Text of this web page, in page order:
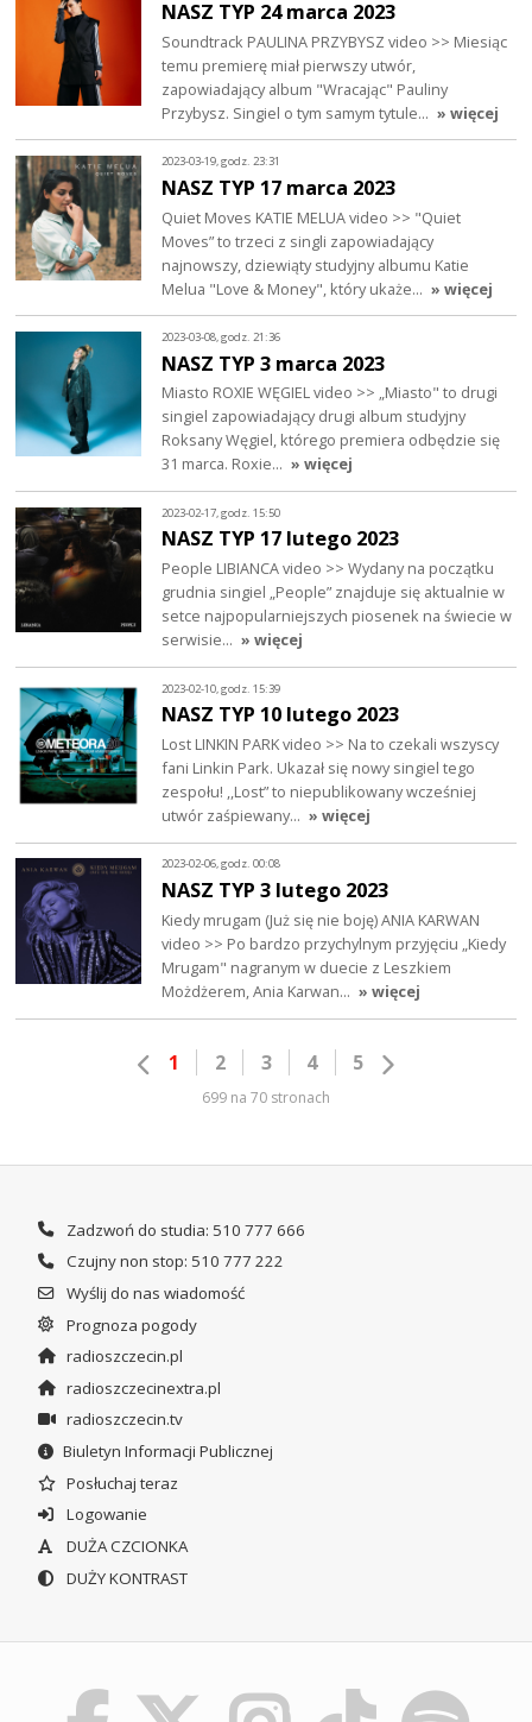
NASZ TYP 24 marca 2023
Soundtrack PAULINA PRZYBYSZ video >> Miesiąc
temu premierę miał pierwszy utwór,
zapowiadający album "Wracając" Pauliny
Przybysz. Singiel o tym samym tytule… » więcej
2023-03-19, godz. 23:31
NASZ TYP 17 marca 2023
Quiet Moves KATIE MELUA video >> "Quiet
Moves” to trzeci z singli zapowiadający
najnowszy, dziewiąty studyjny albumu Katie
Melua "Love & Money", który ukaże… » więcej
2023-03-08, godz. 21:36
NASZ TYP 3 marca 2023
Miasto ROXIE WĘGIEL video >> „Miasto" to drugi
singiel zapowiadający drugi album studyjny
Roksany Węgiel, którego premiera odbędzie się
31 marca. Roxie… » więcej
2023-02-17, godz. 15:50
NASZ TYP 17 lutego 2023
People LIBIANCA video >> Wydany na początku
grudnia singiel „People” znajduje się aktualnie w
setce najpopularniejszych piosenek na świecie w
serwisie… » więcej
2023-02-10, godz. 15:39
NASZ TYP 10 lutego 2023
Lost LINKIN PARK video >> Na to czekali wszyscy
fani Linkin Park. Ukazał się nowy singiel tego
zespołu! ,,Lost” to niepublikowany wcześniej
utwór zaśpiewany… » więcej
2023-02-06, godz. 00:08
NASZ TYP 3 lutego 2023
Kiedy mrugam (Już się nie boję) ANIA KARWAN
video >> Po bardzo przychylnym przyjęciu „Kiedy
Mrugam" nagranym w duecie z Leszkiem
Możdżerem, Ania Karwan… » więcej
1 2 3 4 5
699 na 70 stronach
Zadzwoń do studia: 510 777 666
Czujny non stop: 510 777 222
Wyślij do nas wiadomość
Prognoza pogody
radioszczecin.pl
radioszczecinextra.pl
radioszczecin.tv
Biuletyn Informacji Publicznej
Posłuchaj teraz
Logowanie
DUŻA CZCIONKA
DUŻY KONTRAST